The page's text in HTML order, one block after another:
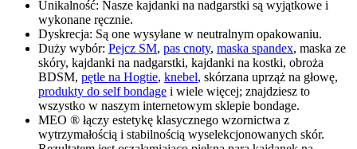
Unikalność: Nasze kajdanki na nadgarstki są wyjątkowe i
wykonane ręcznie.
Dyskrecja: Są one wysyłane w neutralnym opakowaniu.
Duży wybór: Pejcz SM, pas cnoty, maska spandex, maska ze
skóry, kajdanki na nadgarstki, kajdanki na kostki, obroża
BDSM, pętle na Hogtie, knebel, skórzana uprząż na głowę,
produkty do self bondage i wiele więcej; znajdziesz to
wszystko w naszym internetowym sklepie bondage.
MEO ® łączy estetykę klasycznego wzornictwa z
wytrzymałością i stabilnością wyselekcjonowanych skór.